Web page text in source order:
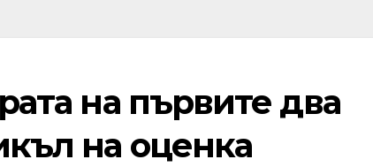
на първите два
на оценка